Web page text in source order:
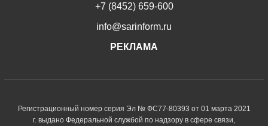
+7 (8452) 659-600
info@sarinform.ru
РЕКЛАМА
Регистрационный номер серия Эл № ФС77-80393 от 01 марта 2021
г. выдано Федеральной службой по надзору в сфере связи,